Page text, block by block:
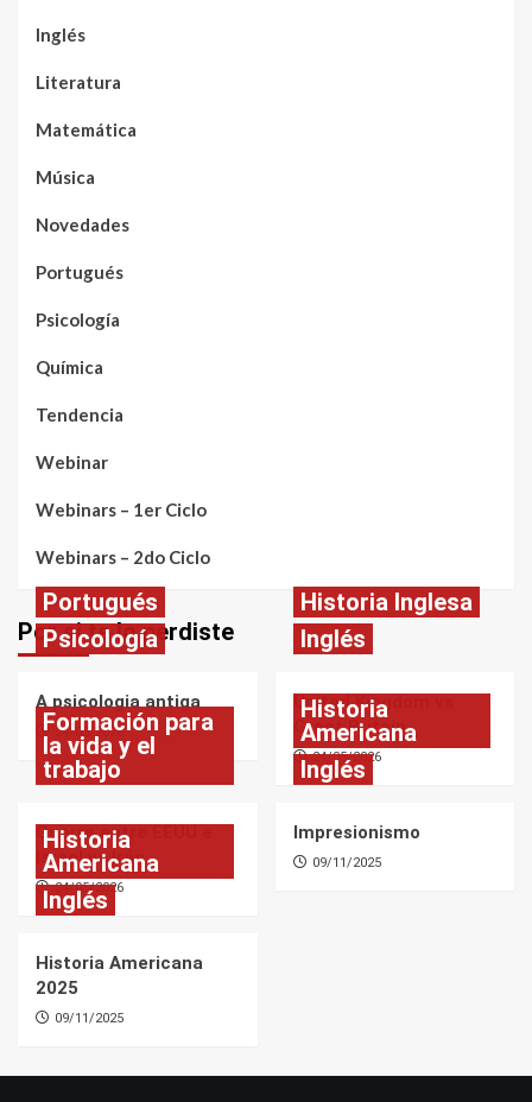
Inglés
Literatura
Matemática
Música
Novedades
Portugués
Psicología
Química
Tendencia
Webinar
Webinars – 1er Ciclo
Webinars – 2do Ciclo
Por si te lo perdiste
Portugués
Psicología
A psicologia antiga
24/05/2026
Historia Inglesa
Inglés
United Kingdom vs
Great Britain
24/05/2026
Formación para
la vida y el
trabajo
Guerra entre EEUU e
Israel vs Irán
24/05/2026
Historia
Americana
Inglés
Impresionismo
09/11/2025
Historia
Americana
Inglés
Historia Americana
2025
09/11/2025